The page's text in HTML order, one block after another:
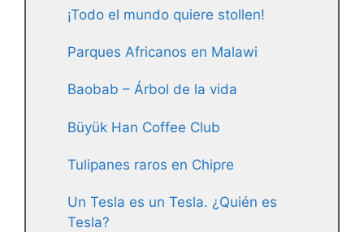
¡Todo el mundo quiere stollen!
Parques Africanos en Malawi
Baobab – Árbol de la vida
Büyük Han Coffee Club
Tulipanes raros en Chipre
Un Tesla es un Tesla. ¿Quién es
Tesla?